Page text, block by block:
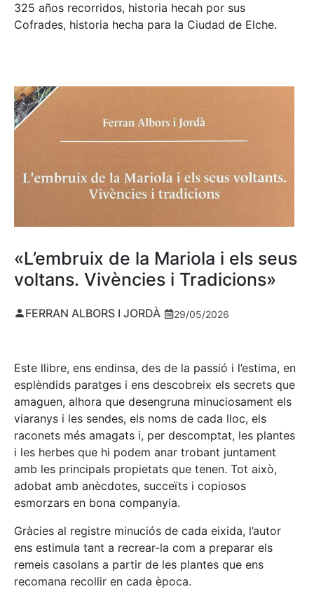
325 años recorridos, historia hecah por sus
Cofrades, historia hecha para la Ciudad de Elche.
«L’embruix de la Mariola i els seus
voltans. Vivències i Tradicions»
FERRAN ALBORS I JORDÀ 29/05/2026
Este llibre, ens endinsa, des de la passió i l’estima, en
esplèndids paratges i ens descobreix els secrets que
amaguen, alhora que desengruna minuciosament els
viaranys i les sendes, els noms de cada lloc, els
raconets més amagats i, per descomptat, les plantes
i les herbes que hi podem anar trobant juntament
amb les principals propietats que tenen. Tot això,
adobat amb anècdotes, succeïts i copiosos
esmorzars en bona companyia.
Gràcies al registre minuciós de cada eixida, l’autor
ens estimula tant a recrear-la com a preparar els
remeis casolans a partir de les plantes que ens
recomana recollir en cada època.